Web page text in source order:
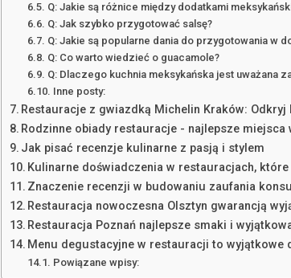
Q: Jakie są różnice między dodatkami
Q: Jak szybko przygotować salsę?
Q: Jakie są popularne dania do przygotowania w
Q: Co warto wiedzieć o guacamole?
Q: Dlaczego kuchnia meksykańska jest uważana
Inne posty:
Restauracje z gwiazdką Michelin Kraków:
Rodzinne obiady restauracje - najlepsze miejsca
Jak pisać recenzje kulinarne z pasją i stylem
Kulinarne doświadczenia w restauracjach, które
Znaczenie recenzji w budowaniu zaufania
Restauracja nowoczesna Olsztyn gwarancją
Restauracja Poznań najlepsze smaki i
Menu degustacyjne w restauracji to wyjątkowe
Powiązane wpisy: